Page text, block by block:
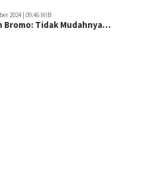
2024 | 09:46 WIB
Bromo: Tidak Mudahnya…